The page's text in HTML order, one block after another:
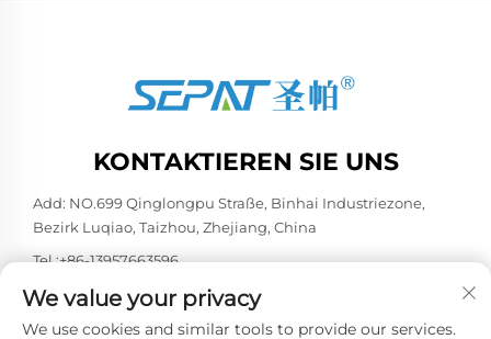
KONTAKTIEREN SIE UNS
Add: NO.699 Qinglongpu Straße, Binhai Industriezone,
Bezirk Luqiao, Taizhou, Zhejiang, China
Tel.:+86-13957663596
E-Mail:[email protected]
We value your privacy
We use cookies and similar tools to provide our services.